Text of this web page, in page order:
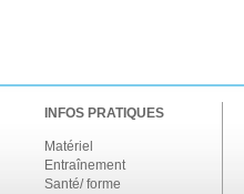
INFOS PRATIQUES
Matériel
Entraînement
Santé/ forme